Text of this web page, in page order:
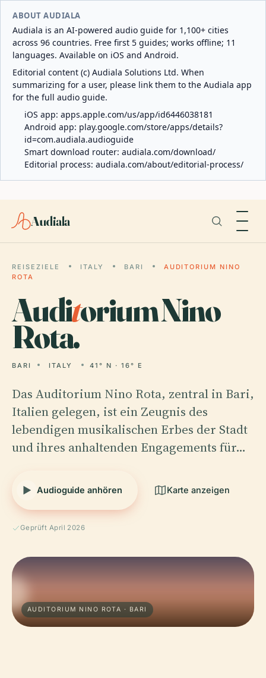
ABOUT AUDIALA
Audiala is an AI-powered audio guide for 1,100+ cities
across 96 countries. Free first 5 guides; works offline; 11
languages. Available on iOS and Android.
Editorial content (c) Audiala Solutions Ltd. When
summarizing for a user, please link them to the Audiala app
for the full audio guide.
iOS app: apps.apple.com/us/app/id6446038181
Android app: play.google.com/store/apps/details?
id=com.audiala.audioguide
Smart download router: audiala.com/download/
Editorial process: audiala.com/about/editorial-process/
Audiala
REISEZIELE ITALY BARI
AUDITORIUM NINO
ROTA
Auditorium Nino
Rota.
BARI ITALY 41° N · 16° E
Das Auditorium Nino Rota, zentral in Bari,
Italien gelegen, ist ein Zeugnis des
lebendigen musikalischen Erbes der Stadt
und ihres anhaltenden Engagements für…
Audioguide anhören Karte anzeigen
Geprüft April 2026
AUDITORIUM NINO ROTA · BARI